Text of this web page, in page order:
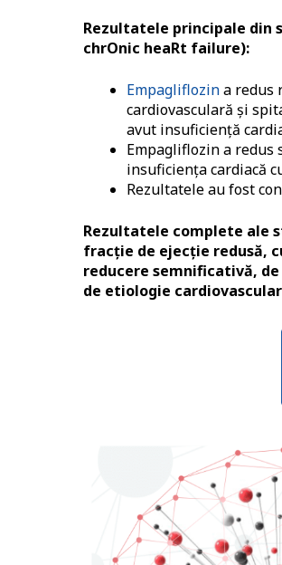
Rezultatele principale din
chrOnic heaRt failure):
Empagliflozina redus
cardiovasculară și
avut insuficiență
Empagliflozin a
insuficiența cardiacă
Rezultatele au fost
Rezultatele complete ale
fracție de ejecție redusă,
reducere semnificativă,
de etiologie